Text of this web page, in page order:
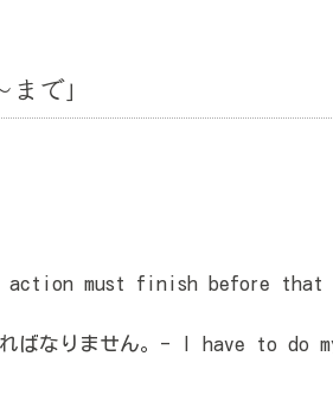
で」
action must finish before that
ばなりません。- I have to do